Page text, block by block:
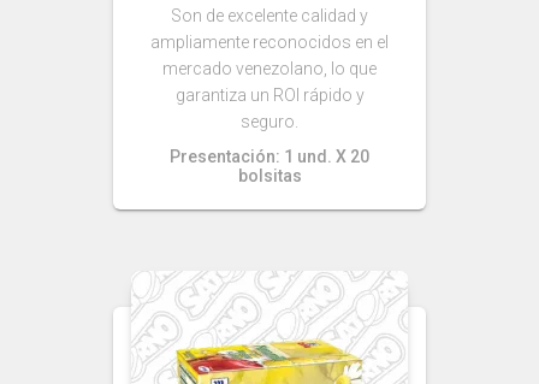
Son de excelente calidad y
ampliamente reconocidos en el
mercado venezolano, lo que
garantiza un ROI rápido y
seguro.
Presentación: 1 und. X 20
bolsitas